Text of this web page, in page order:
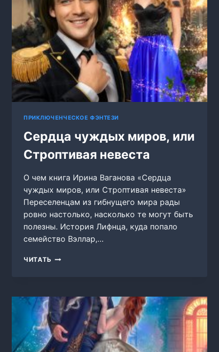
ПРИКЛЮЧЕНЧЕСКОЕ ФЭНТЕЗИ
Сердца чуждых миров, или
Строптивая невеста
О чем книга Ирина Ваганова «Сердца
чуждых миров, или Строптивая невеста»
Переселенцам из гибнущего мира рады
ровно настолько, насколько те могут быть
полезны. История Лифнца, куда попало
семейство Вэллар,…
ЧИТАТЬ СЕРДЦА
СТРОПТИВАЯ
НЕВЕСТА